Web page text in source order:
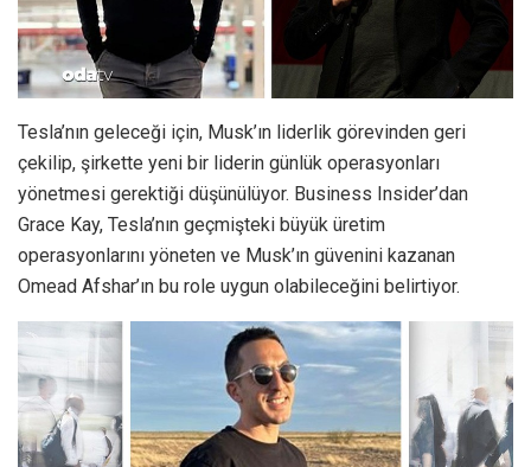
Tesla’nın geleceği için, Musk’ın liderlik görevinden geri
çekilip, şirkette yeni bir liderin günlük operasyonları
yönetmesi gerektiği düşünülüyor. Business Insider’dan
Grace Kay, Tesla’nın geçmişteki büyük üretim
operasyonlarını yöneten ve Musk’ın güvenini kazanan
Omead Afshar’ın bu role uygun olabileceğini belirtiyor.